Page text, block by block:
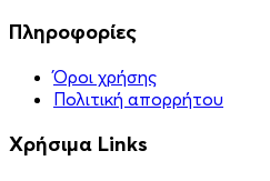
Πληροφορίες
Όροι χρήσης
Πολιτική απορρήτου
Χρήσιμα Links